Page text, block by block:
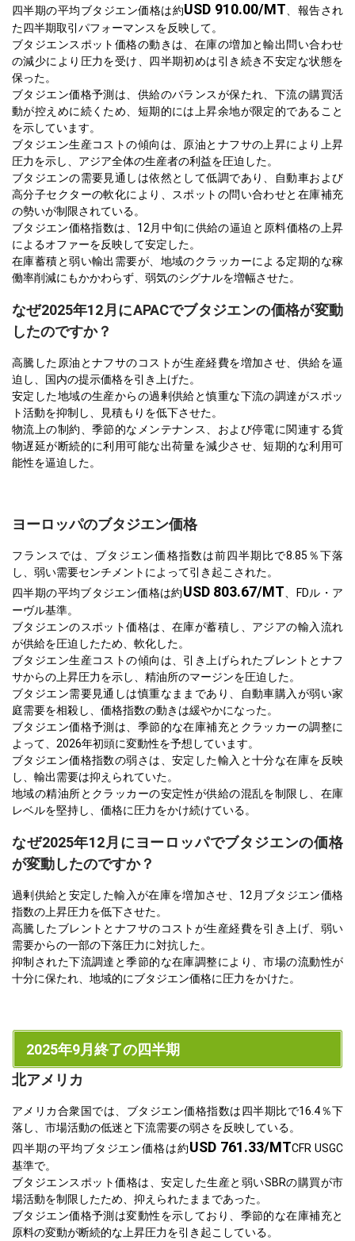
四半期の平均ブタジエン価格は約USD 910.00/MT 、報告され
た四半期取引パフォーマンスを反映して。
ブタジエンスポット価格の動きは、在庫の増加と輸出問い合わせ
の減少により圧力を受け、四半期初めは引き続き不安定な状態を
保った。
ブタジエン価格予測は、供給のバランスが保たれ、下流の購買活
動が控えめに続くため、短期的には上昇余地が限定的であること
を示しています。
ブタジエン生産コストの傾向は、原油とナフサの上昇により上昇
圧力を示し、アジア全体の生産者の利益を圧迫した。
ブタジエンの需要見通しは依然として低調であり、自動車および
高分子セクターの軟化により、スポットの問い合わせと在庫補充
の勢いが制限されている。
ブタジエン価格指数は、12月中旬に供給の逼迫と原料価格の上昇
によるオファーを反映して安定した。
在庫蓄積と弱い輸出需要が、地域のクラッカーによる定期的な稼
働率削減にもかかわらず、弱気のシグナルを増幅させた。
なぜ2025年12月にAPACでブタジエンの価格が変動
したのですか？
高騰した原油とナフサのコストが生産経費を増加させ、供給を逼
迫し、国内の提示価格を引き上げた。
安定した地域の生産からの過剰供給と慎重な下流の調達がスポッ
ト活動を抑制し、見積もりを低下させた。
物流上の制約、季節的なメンテナンス、および停電に関連する貨
物遅延が断続的に利用可能な出荷量を減少させ、短期的な利用可
能性を逼迫した。
ヨーロッパのブタジエン価格
フランスでは、ブタジエン価格指数は前四半期比で8.85％下落
し、弱い需要センチメントによって引き起こされた。
四半期の平均ブタジエン価格は約USD 803.67/MT 、FDル・ア
ーヴル基準。
ブタジエンのスポット価格は、在庫が蓄積し、アジアの輸入流れ
が供給を圧迫したため、軟化した。
ブタジエン生産コストの傾向は、引き上げられたブレントとナフ
サからの上昇圧力を示し、精油所のマージンを圧迫した。
ブタジエン需要見通しは慎重なままであり、自動車購入が弱い家
庭需要を相殺し、価格指数の動きは緩やかになった。
ブタジエン価格予測は、季節的な在庫補充とクラッカーの調整に
よって、2026年初頭に変動性を予想しています。
ブタジエン価格指数の弱さは、安定した輸入と十分な在庫を反映
し、輸出需要は抑えられていた。
地域の精油所とクラッカーの安定性が供給の混乱を制限し、在庫
レベルを堅持し、価格に圧力をかけ続けている。
なぜ2025年12月にヨーロッパでブタジエンの価格
が変動したのですか？
過剰供給と安定した輸入が在庫を増加させ、12月ブタジエン価格
指数の上昇圧力を低下させた。
高騰したブレントとナフサのコストが生産経費を引き上げ、弱い
需要からの一部の下落圧力に対抗した。
抑制された下流調達と季節的な在庫調整により、市場の流動性が
十分に保たれ、地域的にブタジエン価格に圧力をかけた。
2025年9月終了の四半期
北アメリカ
アメリカ合衆国では、ブタジエン価格指数は四半期比で16.4％下
落し、市場活動の低迷と下流需要の弱さを反映している。
四半期の平均ブタジエン価格は約USD 761.33/MTCFR USGC
基準で。
ブタジエンスポット価格は、安定した生産と弱いSBRの購買が市
場活動を制限したため、抑えられたままであった。
ブタジエン価格予測は変動性を示しており、季節的な在庫補充と
原料の変動が断続的な上昇圧力を引き起こしている。